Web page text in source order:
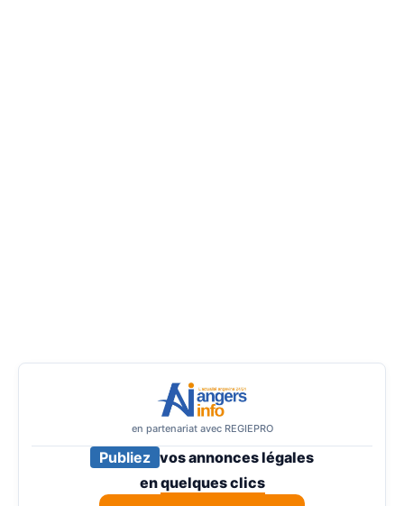
en partenariat avec REGIEPRO
Publiez vos annonces légales
enquelques clics